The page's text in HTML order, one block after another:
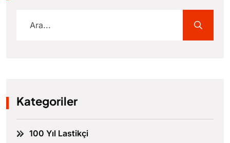
Kategoriler
100 Yıl Lastikçi